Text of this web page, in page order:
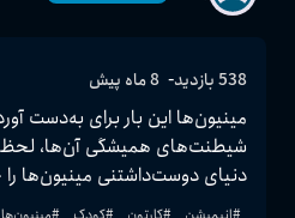
538بازدید- 8 ماه پیش
دنیای دوست‌داشتنی مینیون‌ها را جذاب‌تر از همیشه نشان می‌دهد.